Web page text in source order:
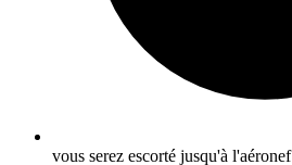
vous serez escorté jusqu'à l'aéronef